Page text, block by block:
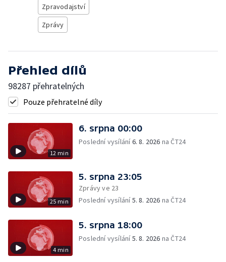
Zpravodajství
Zprávy
Přehled dílů
98287 přehratelných
Pouze přehratelné díly
12 min
6. srpna 00:00
Poslední vysílání6. 8. 2026 na ČT24
25 min
5. srpna 23:05
Zprávy ve 23
Poslední vysílání5. 8. 2026 na ČT24
4 min
5. srpna 18:00
Poslední vysílání5. 8. 2026 na ČT24